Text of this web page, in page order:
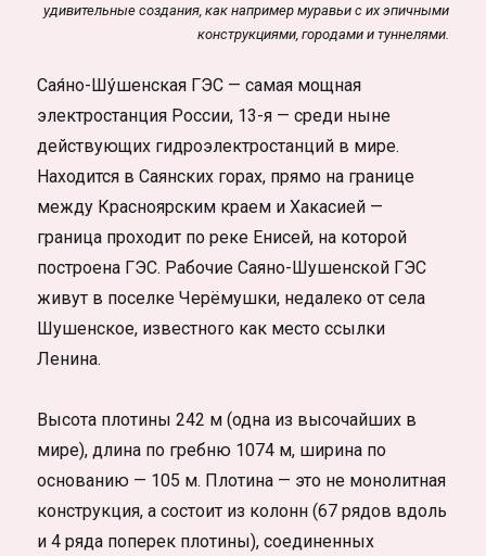
удивительные создания, как например муравьи с их эпичными
конструкциями, городами и туннелями.
Сая́но-Шу́шенская ГЭС — самая мощная
электростанция России, 13-я — среди ныне
действующих гидроэлектростанций в мире.
Находится в Саянских горах, прямо на границе
между Красноярским краем и Хакасией —
граница проходит по реке Енисей, на которой
построена ГЭС. Рабочие Саяно-Шушенской ГЭС
живут в поселке Черёмушки, недалеко от села
Шушенское, известного как место ссылки
Ленина.
Высота плотины 242 м (одна из высочайших в
мире), длина по гребню 1074 м, ширина по
основанию — 105 м. Плотина — это не монолитная
конструкция, а состоит из колонн (67 рядов вдоль
и 4 ряда поперек плотины), соединенных